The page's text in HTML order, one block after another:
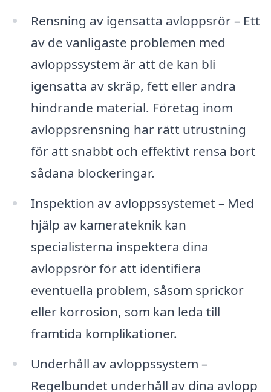
Rensning av igensatta avloppsrör – Ett
av de vanligaste problemen med
avloppssystem är att de kan bli
igensatta av skräp, fett eller andra
hindrande material. Företag inom
avloppsrensning har rätt utrustning
för att snabbt och effektivt rensa bort
sådana blockeringar.
Inspektion av avloppssystemet – Med
hjälp av kamerateknik kan
specialisterna inspektera dina
avloppsrör för att identifiera
eventuella problem, såsom sprickor
eller korrosion, som kan leda till
framtida komplikationer.
Underhåll av avloppssystem –
Regelbundet underhåll av dina avlopp